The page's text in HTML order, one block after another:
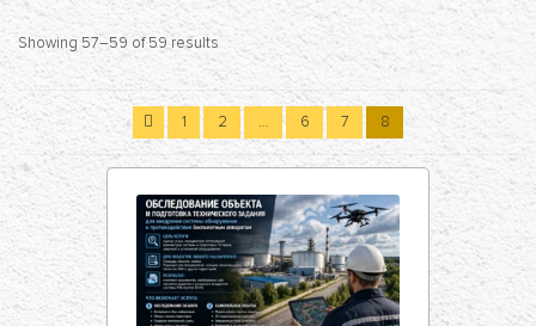
Showing 57–59 of 59 results
1 2 … 6 7 8